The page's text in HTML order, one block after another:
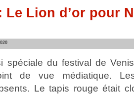
Le Lion d’or pour
spéciale du festival de
de vue médiatique.
Le tapis rouge était